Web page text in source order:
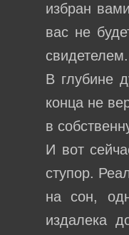
избран
вас не
свидетелем.
В глубине
конца не
в
И вот
ступор.
на сон,
издалека